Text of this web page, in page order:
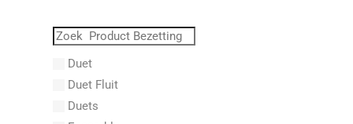
Absil, Jean
Abt, Franz Wilhelm
AC/DC
Achleitner, Rudolf
Acker, Dieter
Duet
Duet Fluit
Duets